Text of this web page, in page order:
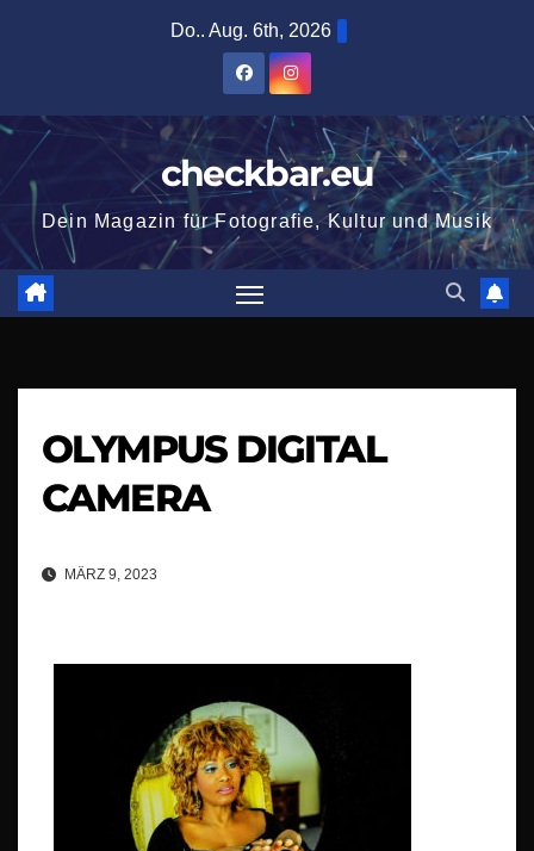
Do.. Aug. 6th, 2026
checkbar.eu
Dein Magazin für Fotografie, Kultur und Musik
OLYMPUS DIGITAL
CAMERA
MÄRZ 9, 2023